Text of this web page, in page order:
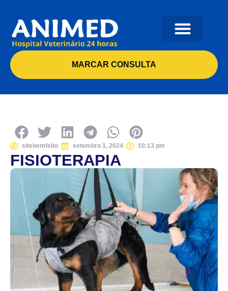
MARCAR CONSULTA
sitebemfeito setembro 1, 2024 10:13 pm
FISIOTERAPIA